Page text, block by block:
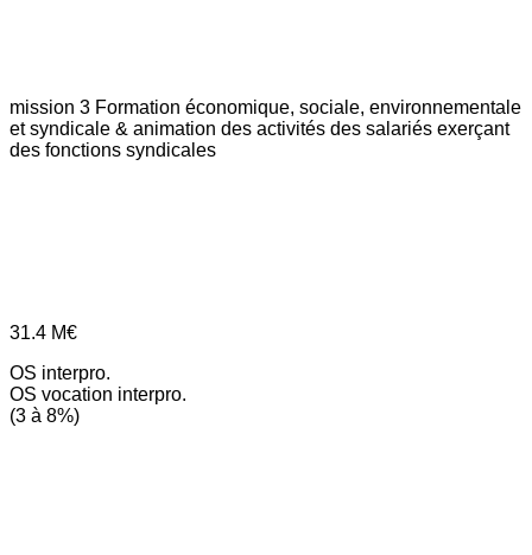
mission 3 Formation économique, sociale, environnementale
et syndicale & animation des activités des salariés exerçant
des fonctions syndicales
31.4 M€
OS interpro.
OS vocation interpro.
(3 à 8%)